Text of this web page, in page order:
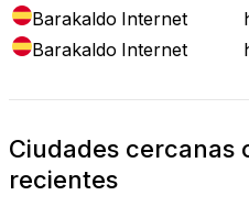
Barakaldo Internet
Barakaldo Internet
Ciudades cercanas
recientes